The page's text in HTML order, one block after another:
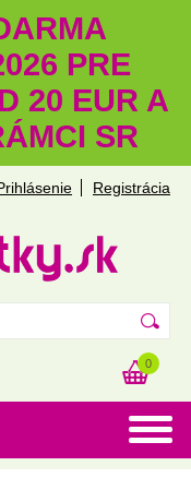
PRE
20 EUR A
SR
Registrácia
0